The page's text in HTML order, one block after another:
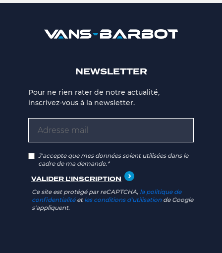
NEWSLETTER
Pour ne rien rater de notre actualité,
inscrivez-vous à la newsletter.
J'accepte que mes données soient utilisées dans le
cadre de ma demande.*
Ce site est protégé par reCAPTCHA, la politique de
confidentialitéet les conditions d'utilisation de Google
s'appliquent.